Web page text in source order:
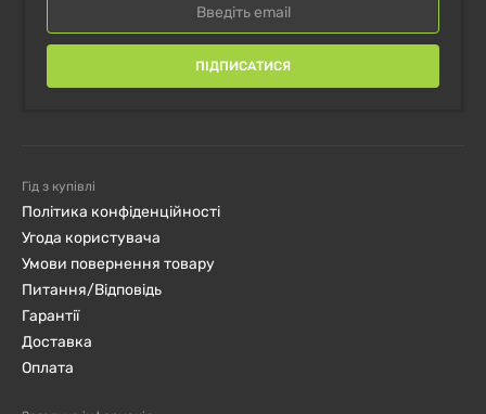
ПІДПИСАТИСЯ
Гід з купівлі
Політика конфіденційності
Угода користувача
Умови повернення товару
Питання/Відповідь
Гарантії
Доставка
Оплата